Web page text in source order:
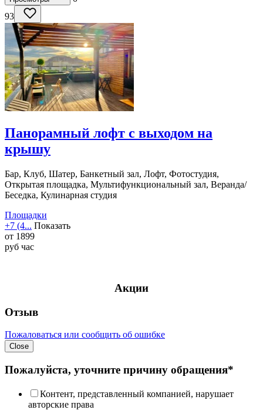
93
Панорамный лофт с выходом на
крышу
Бар, Клуб, Шатер, Банкетный зал, Лофт, Фотостудия,
Открытая площадка, Мультифункциональный зал, Веранда/
Беседка, Кулинарная студия
Площадки
+7 (4... Показать
от 1899
руб час
Акции
Отзыв
Пожаловаться или сообщить об ошибке
Close
Пожалуйста, уточните причину обращения*
Контент, представленный компанией, нарушает
авторские права